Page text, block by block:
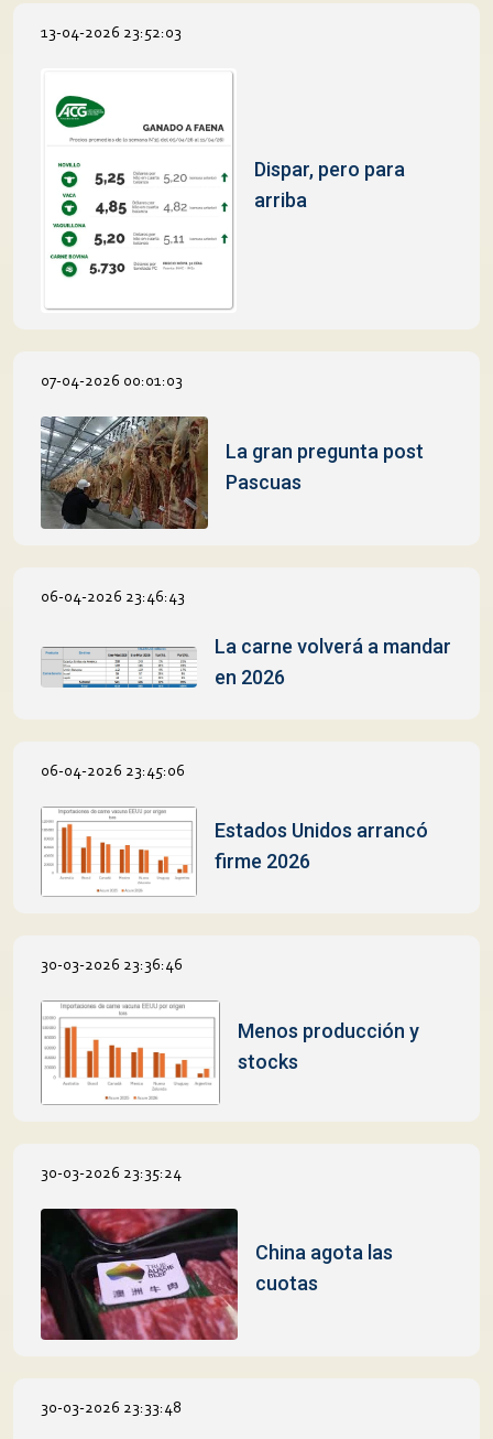
13-04-2026 23:52:03
Dispar, pero para
arriba
07-04-2026 00:01:03
La gran pregunta post
Pascuas
06-04-2026 23:46:43
La carne volverá a mandar
en 2026
06-04-2026 23:45:06
Estados Unidos arrancó
firme 2026
30-03-2026 23:36:46
Menos producción y
stocks
30-03-2026 23:35:24
China agota las
cuotas
30-03-2026 23:33:48